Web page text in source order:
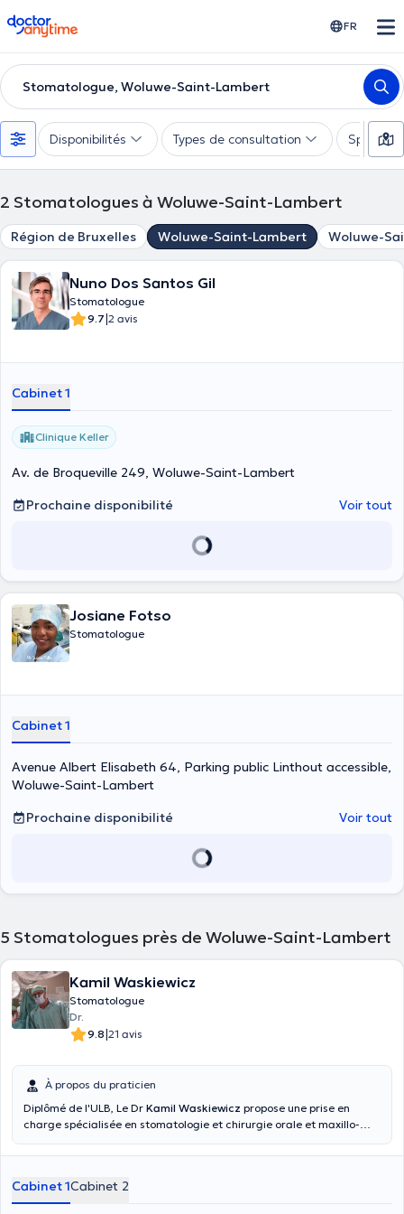
doctoranytime FR
Stomatologue, Woluwe-Saint-Lambert
Disponibilités Types de consultation
2 Stomatologues à Woluwe-Saint-Lambert
Région de Bruxelles Woluwe-Saint-Lambert Woluwe-
Nuno Dos Santos Gil
Stomatologue
9.7|2 avis
Cabinet 1
Clinique Keller
Av. de Broqueville 249, Woluwe-Saint-Lambert
Prochaine disponibilité
Voir tout
Josiane Fotso
Stomatologue
Cabinet 1
Avenue Albert Elisabeth 64, Parking public Linthout accessible,
Woluwe-Saint-Lambert
Prochaine disponibilité
Voir tout
5 Stomatologues près de Woluwe-Saint-Lambert
Kamil Waskiewicz
Stomatologue
Dr.
9.8|21 avis
À propos du praticien
Diplômé de l'ULB, Le Dr Kamil Waskiewicz propose une prise en
charge spécialisée en stomatologie et chirurgie orale et maxillo-
dernières technologies d’imagerie et de chirurgie. Prestations
laser, chirurgie implantaire (guidée, naviguée falcon), implant en
zircone, greffes osseuses, consultation en stomatologie, pathologie
Cabinet 1Cabinet 2